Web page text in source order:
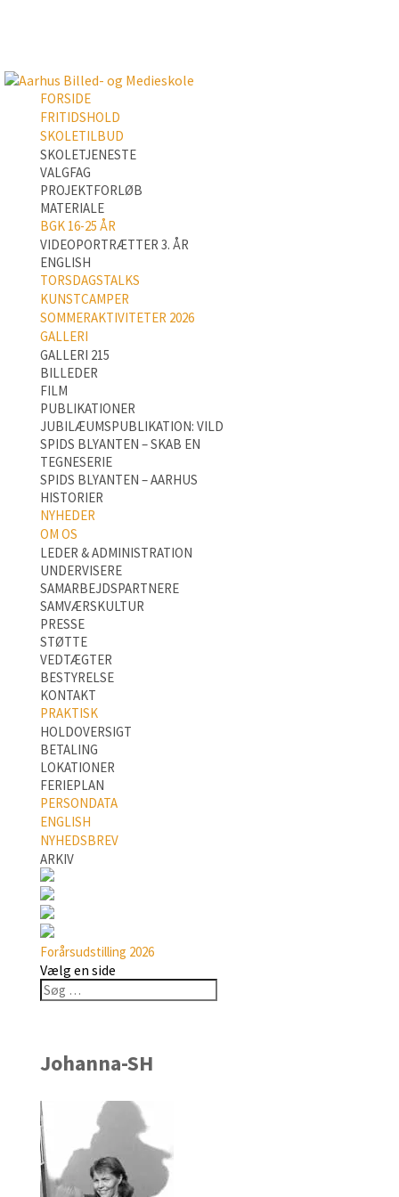
FORSIDE
FRITIDSHOLD
SKOLETILBUD
SKOLETJENESTE
VALGFAG
PROJEKTFORLØB
MATERIALE
BGK 16-25 ÅR
VIDEOPORTRÆTTER 3. ÅR
ENGLISH
TORSDAGSTALKS
KUNSTCAMPER
SOMMERAKTIVITETER 2026
GALLERI
GALLERI 215
BILLEDER
FILM
PUBLIKATIONER
JUBILÆUMSPUBLIKATION: VILD
SPIDS BLYANTEN – SKAB EN
TEGNESERIE
SPIDS BLYANTEN – AARHUS
HISTORIER
NYHEDER
OM OS
LEDER & ADMINISTRATION
UNDERVISERE
SAMARBEJDSPARTNERE
SAMVÆRSKULTUR
PRESSE
STØTTE
VEDTÆGTER
BESTYRELSE
KONTAKT
PRAKTISK
HOLDOVERSIGT
BETALING
LOKATIONER
FERIEPLAN
PERSONDATA
ENGLISH
NYHEDSBREV
ARKIV
Forårsudstilling 2026
Vælg en side
Johanna-SH